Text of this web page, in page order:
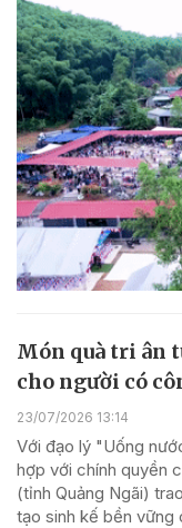
Món quà tri ân
cho người có
23/07/2026 13:14
Với đạo lý "Uống
hợp với chính quyền
(tỉnh Quảng Ngãi)
tạo sinh kế bền vững